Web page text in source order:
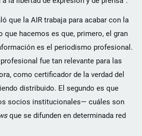
que la AIR trabaja para acabar con la
que hacemos es que, primero, el gran
es el periodismo profesional.
fue tan relevante para las
como certificador de la verdad del
distribuido. El segundo es que
socios institucionales— cuáles son
que se difunden en determinada red